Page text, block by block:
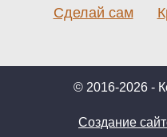
Сделай сам
© 2016-2026 -
Создание